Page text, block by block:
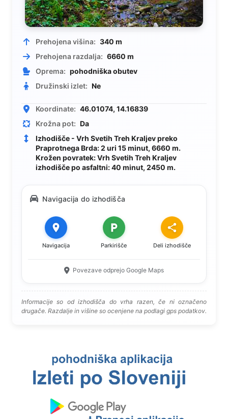
Prehojena višina: 340 m
Prehojena razdalja: 6660 m
Oprema: pohodniška obutev
Družinski izlet: Ne
Koordinate: 46.01074, 14.16839
Krožna pot: Da
Izhodišče - Vrh Svetih Treh Kraljev preko
Praprotnega Brda: 2 uri 15 minut, 6660 m.
Krožen povratek: Vrh Svetih Treh Kraljev
izhodišče po asfaltni: 40 minut, 2450 m.
Navigacija do izhodišča
Navigacija Parkirišče Deli izhodišče
Povezave odprejo Google Maps
Informacije so od izhodišča do vrha razen, če ni označeno
drugače. Razdalje in višine so ocenjene na podlagi gps podatkov.